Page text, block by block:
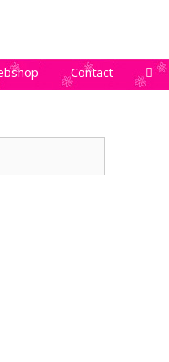
Contact